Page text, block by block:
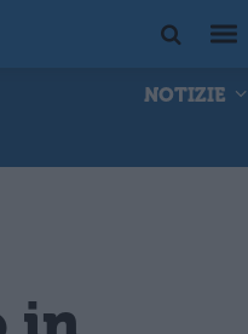
NOTIZIE